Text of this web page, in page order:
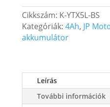
YTX5L-
BS
12V
Jobb+
mennyiség
Cikkszám: K-YTX5L-BS
Kategóriák: 4Ah, JP
akkumulátor
Leírás
További információk